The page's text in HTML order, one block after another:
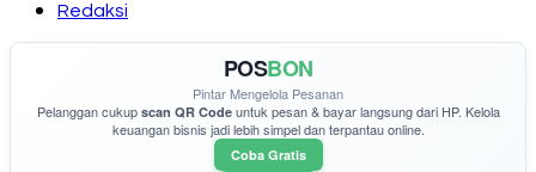
Redaksi
POSBON
Pintar Mengelola Pesanan
Pelanggan cukup scan QR Codeuntuk pesan & bayar langsung dari HP. Kelola
keuangan bisnis jadi lebih simpel dan terpantau online.
Coba Gratis